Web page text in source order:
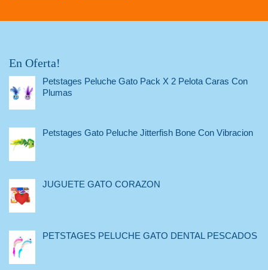
En Oferta!
Petstages Peluche Gato Pack X 2 Pelota Caras Con
Plumas
Petstages Gato Peluche Jitterfish Bone Con Vibracion
JUGUETE GATO CORAZON
PETSTAGES PELUCHE GATO DENTAL PESCADOS